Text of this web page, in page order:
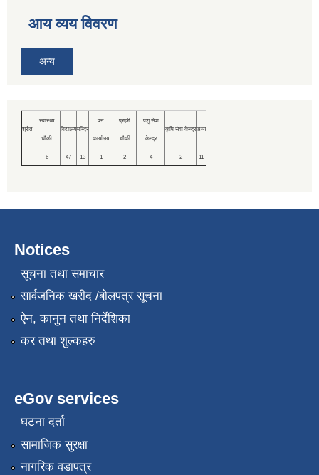
आय व्यय विवरण
अन्य
श्रोत
स्वास्थ्य
चौकी
विद्यालयमन्दिर
वन
कार्यालय
प्रहरी
चौकी
पशु सेवा
केन्द्र
कृषि सेवा केन्द्रअन्य
6 47 13 1 2 4 2 11
Notices
सूचना तथा समाचार
सार्वजनिक खरीद /बोलपत्र सूचना
ऐन, कानुन तथा निर्देशिका
कर तथा शुल्कहरु
eGov services
घटना दर्ता
सामाजिक सुरक्षा
नागरिक वडापत्र